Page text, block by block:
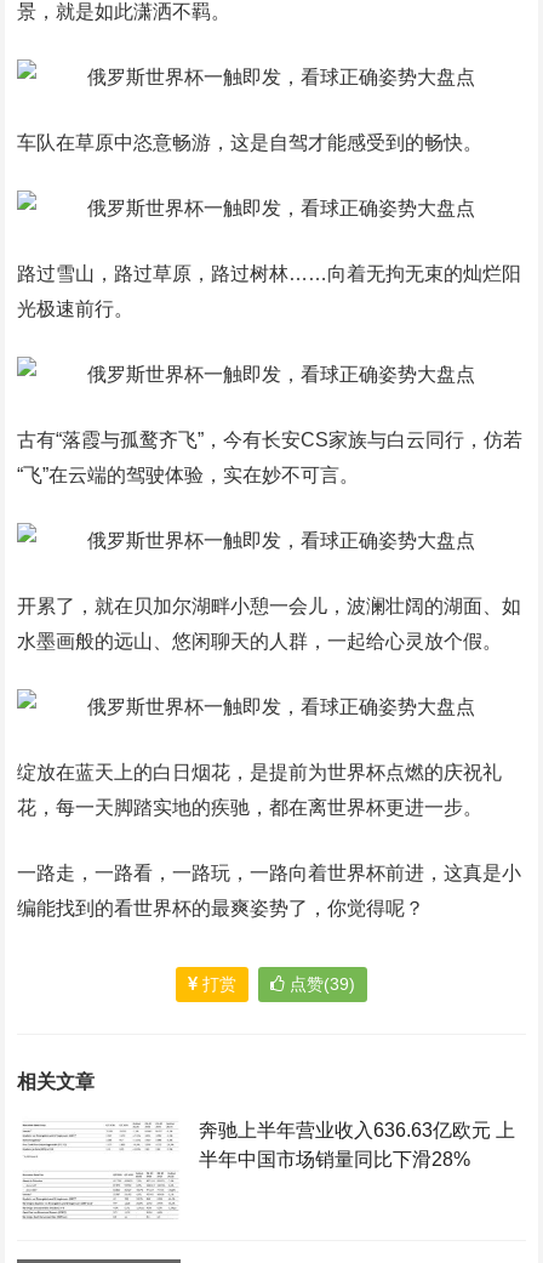
景，就是如此潇洒不羁。
车队在草原中恣意畅游，这是自驾才能感受到的畅快。
路过雪山，路过草原，路过树林……向着无拘无束的灿烂阳
光极速前行。
古有“落霞与孤鹜齐飞”，今有长安CS家族与白云同行，仿若
“飞”在云端的驾驶体验，实在妙不可言。
开累了，就在贝加尔湖畔小憩一会儿，波澜壮阔的湖面、如
水墨画般的远山、悠闲聊天的人群，一起给心灵放个假。
绽放在蓝天上的白日烟花，是提前为世界杯点燃的庆祝礼
花，每一天脚踏实地的疾驰，都在离世界杯更进一步。
一路走，一路看，一路玩，一路向着世界杯前进，这真是小
编能找到的看世界杯的最爽姿势了，你觉得呢？
打赏 点赞(39)
相关文章
奔驰上半年营业收入636.63亿欧元 上
半年中国市场销量同比下滑28%